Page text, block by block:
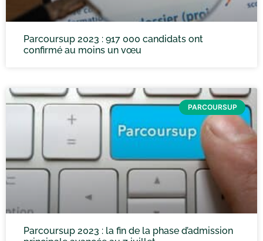
Parcoursup 2023 : 917 000 candidats ont
confirmé au moins un vœu
PARCOURSUP
Parcoursup 2023 : la fin de la phase d’admission